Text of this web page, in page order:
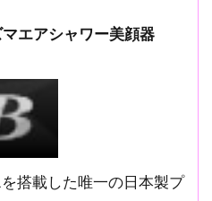
エアシャワー美顔器
搭載した唯一の日本製プ